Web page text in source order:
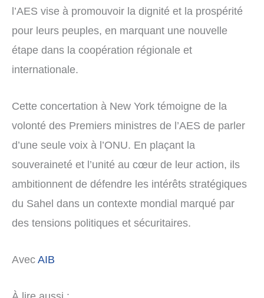
l’AES vise à promouvoir la dignité et la prospérité
pour leurs peuples, en marquant une nouvelle
étape dans la coopération régionale et
internationale.
Cette concertation à New York témoigne de la
volonté des Premiers ministres de l’AES de parler
d’une seule voix à l’ONU. En plaçant la
souveraineté et l’unité au cœur de leur action, ils
ambitionnent de défendre les intérêts stratégiques
du Sahel dans un contexte mondial marqué par
des tensions politiques et sécuritaires.
AvecAIB